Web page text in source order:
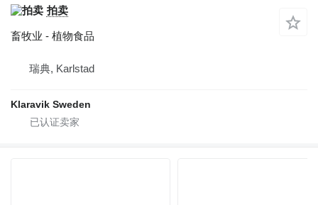
拍卖
畜牧业 - 植物食品
瑞典, Karlstad
Klaravik Sweden